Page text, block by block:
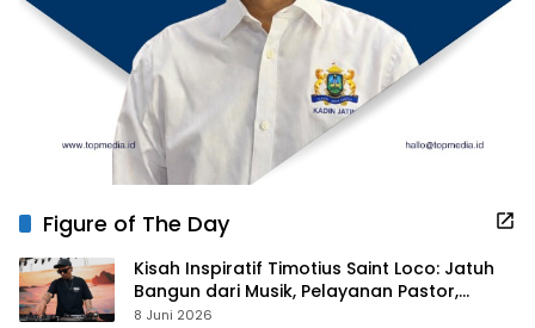
Figure of The Day
Kisah Inspiratif Timotius Saint Loco: Jatuh
Bangun dari Musik, Pelayanan Pastor,
hingga Gurita Bisnis Sambal Babon
8 Juni 2026